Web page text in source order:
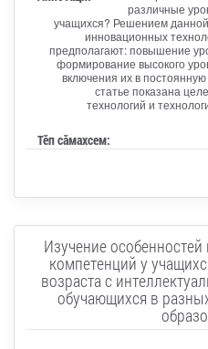
различные
учащихся? Решением
инновационных
предполагают: повышение
формирование высокого
включения их в
статье показана
технологий и
Тӗп сӑмахсем:
Изучение
компетенций у
возраста с
обучающихся в